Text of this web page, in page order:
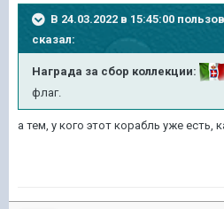
В 24.03.2022 в 15:45:00
сказал:
Награда за сбор коллекции:
флаг.
а тем, у кого этот корабль уже есть,